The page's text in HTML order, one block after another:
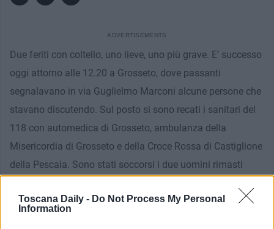
Toscana Daily - Do Not Process My Personal
Information
Due feriti con coltello, uno lieve, uno più grave. E’ successo
oggi attorno alle 12.20 a Grosseto, dove passanti
segnalavano in via Guglielmo Marconi alcune persone che
stavano discutendo. Sul posto si sono recati i sanitari del
118 con automedica di Grosseto, ambulanza della
Misericordia di Grosseto e della Croce Rossa di Castiglione
della Pescaia. Sono stati soccorsi i due uomini rimasti